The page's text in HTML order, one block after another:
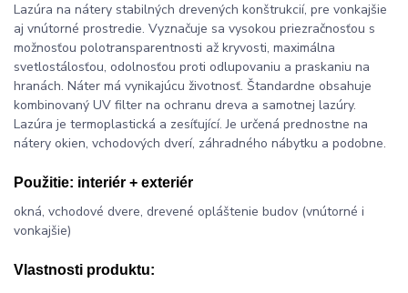
Lazúra na nátery stabilných drevených konštrukcií, pre vonkajšie
aj vnútorné prostredie. Vyznačuje sa vysokou priezračnosťou s
možnosťou polotransparentnosti až kryvosti, maximálna
svetlostálosťou, odolnosťou proti odlupovaniu a praskaniu na
hranách. Náter má vynikajúcu životnosť. Štandardne obsahuje
kombinovaný UV filter na ochranu dreva a samotnej lazúry.
Lazúra je termoplastická a zesíťující. Je určená prednostne na
nátery okien, vchodových dverí, záhradného nábytku a podobne.
Použitie: interiér + exteriér
okná, vchodové dvere, drevené opláštenie budov (vnútorné i
vonkajšie)
Vlastnosti produktu: